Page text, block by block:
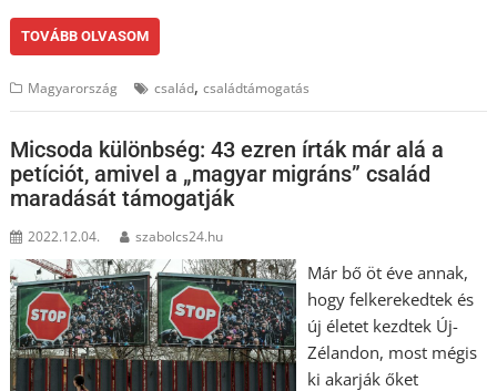
TOVÁBB OLVASOM
Magyarország család,családtámogatás
Micsoda különbség: 43 ezren írták már alá a
petíciót, amivel a „magyar migráns” család
maradását támogatják
2022.12.04. szabolcs24.hu
Már bő öt éve annak,
hogy felkerekedtek és
új életet kezdtek Új-
Zélandon, most mégis
ki akarják őket